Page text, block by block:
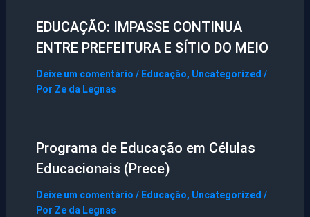
EDUCAÇÃO: IMPASSE CONTINUA
ENTRE PREFEITURA E SÍTIO DO MEIO
Deixe um comentário / Educação, Uncategorized /
Por Ze da Legnas
Programa de Educação em Células
Educacionais (Prece)
Deixe um comentário / Educação, Uncategorized /
Por Ze da Legnas